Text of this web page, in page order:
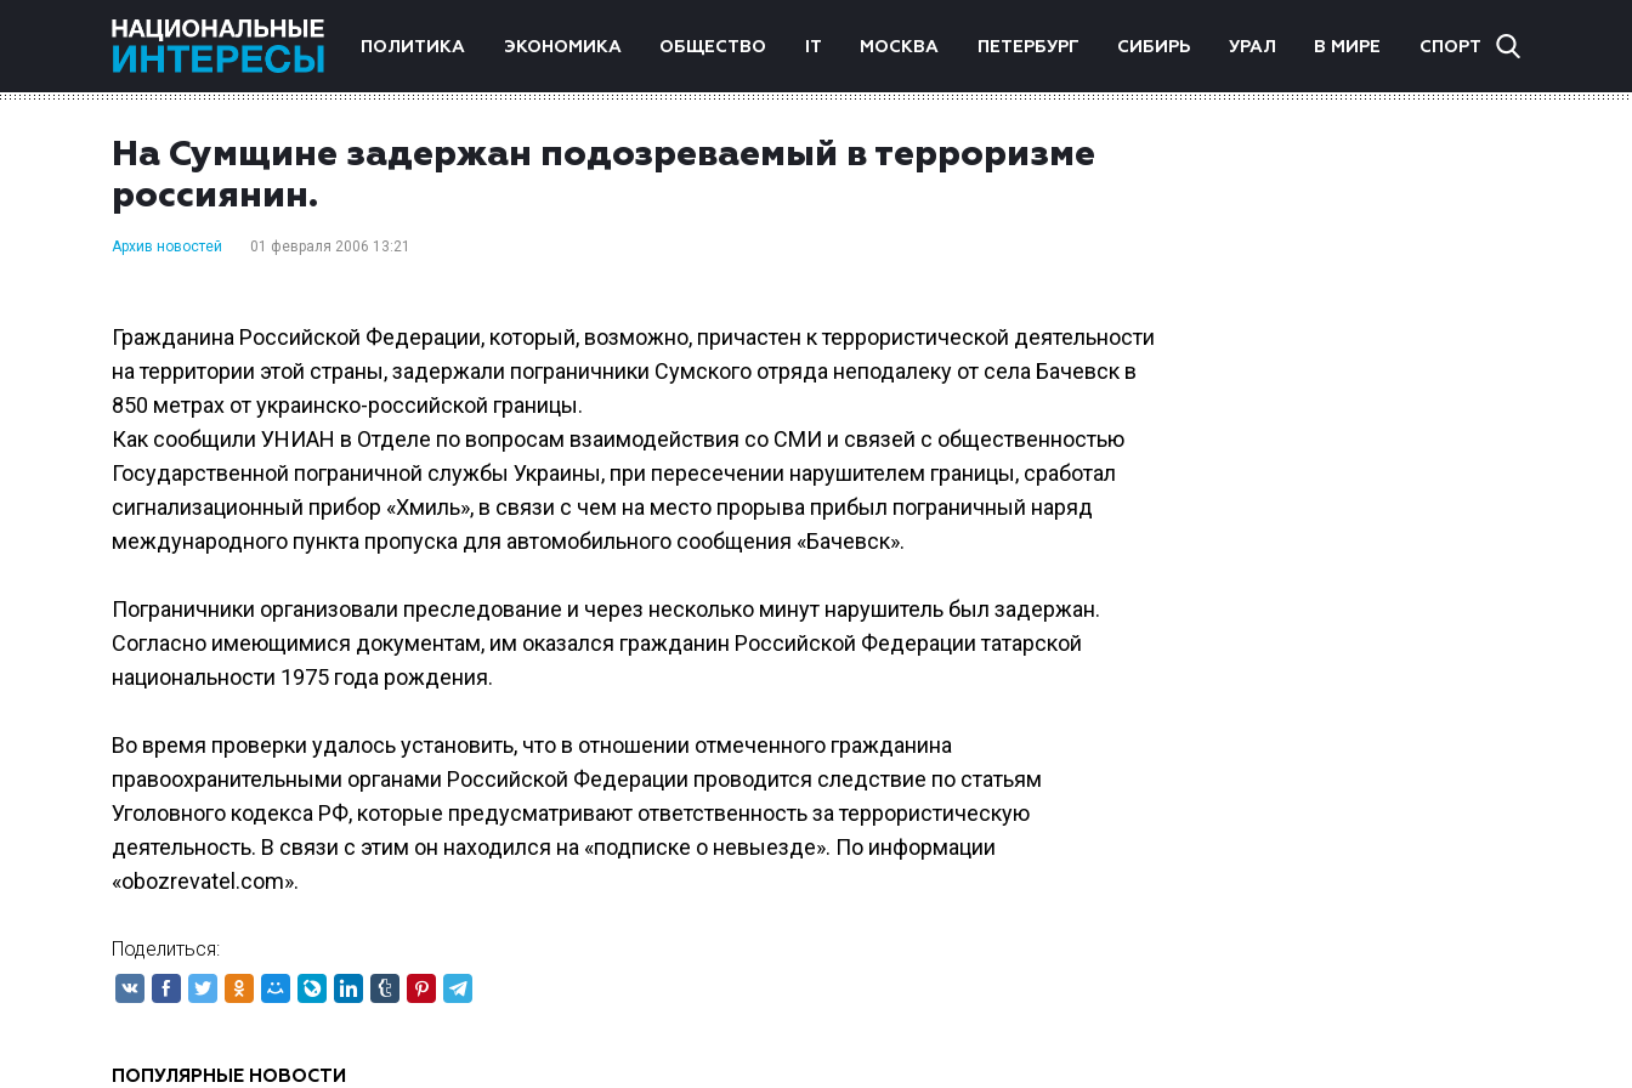
ПОЛИТИКА ЭКОНОМИКА ОБЩЕСТВО IT МОСКВА ПЕТЕРБУРГ СИБИРЬ УРАЛ В МИРЕ СПОРТ
На Сумщине задержан подозреваемый в терроризме
россиянин.
Архив новостей 01 февраля 2006 13:21
Гражданина Российской Федерации, который, возможно, причастен к террористической деятельности
на территории этой страны, задержали пограничники Сумского отряда неподалеку от села Бачевск в
850 метрах от украинско-российской границы.
Как сообщили УНИАН в Отделе по вопросам взаимодействия со СМИ и связей с общественностью
Государственной пограничной службы Украины, при пересечении нарушителем границы, сработал
сигнализационный прибор «Хмиль», в связи с чем на место прорыва прибыл пограничный наряд
международного пункта пропуска для автомобильного сообщения «Бачевск».
Пограничники организовали преследование и через несколько минут нарушитель был задержан.
Согласно имеющимися документам, им оказался гражданин Российской Федерации татарской
национальности 1975 года рождения.
Во время проверки удалось установить, что в отношении отмеченного гражданина
правоохранительными органами Российской Федерации проводится следствие по статьям
Уголовного кодекса РФ, которые предусматривают ответственность за террористическую
деятельность. В связи с этим он находился на «подписке о невыезде». По информации
«obozrevatel.com».
Поделиться:
ПОПУЛЯРНЫЕ НОВОСТИ